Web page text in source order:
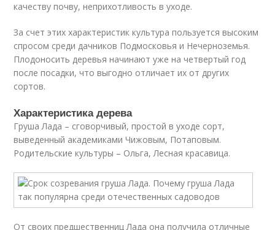
качеству почву, неприхотливость в уходе.
За счет этих характеристик культура пользуется высоким
спросом среди дачников Подмосковья и Нечерноземья.
Плодоносить деревья начинают уже на четвертый год
после посадки, что выгодно отличает их от других
сортов.
Характеристика дерева
Груша Лада – сговорчивый, простой в уходе сорт,
выведенный академиками Чижовым, Потаповым.
Родительские культуры – Ольга, Лесная красавица.
От своих предшественниц Лада она получила отличные